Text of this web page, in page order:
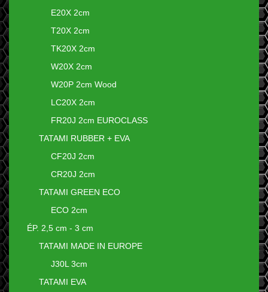
E20X 2cm
T20X 2cm
TK20X 2cm
W20X 2cm
W20P 2cm Wood
LC20X 2cm
FR20J 2cm EUROCLASS
TATAMI RUBBER + EVA
CF20J 2cm
CR20J 2cm
TATAMI GREEN ECO
ECO 2cm
ÉP. 2,5 cm - 3 cm
TATAMI MADE IN EUROPE
J30L 3cm
TATAMI EVA